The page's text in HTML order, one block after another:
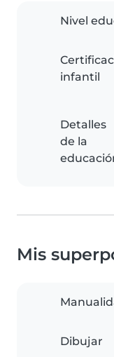
Nivel
infantil
Detalles
de la
Mis
Dibujar